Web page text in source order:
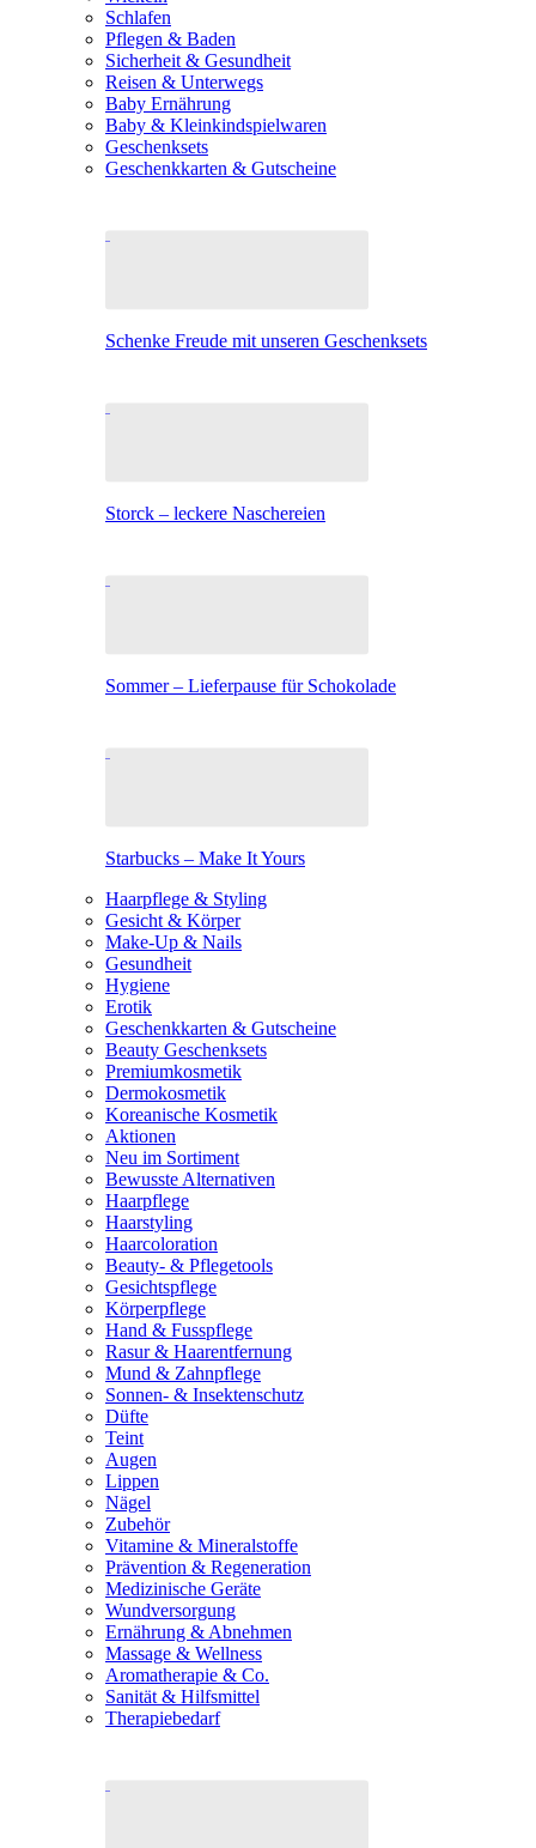
Schlafen
Pflegen & Baden
Sicherheit & Gesundheit
Reisen & Unterwegs
Baby Ernährung
Baby & Kleinkindspielwaren
Geschenksets
Geschenkkarten & Gutscheine
Schenke Freude mit unseren Geschenksets
Storck – leckere Naschereien
Sommer – Lieferpause für Schokolade
Starbucks – Make It Yours
Haarpflege & Styling
Gesicht & Körper
Make-Up & Nails
Gesundheit
Hygiene
Erotik
Geschenkkarten & Gutscheine
Beauty Geschenksets
Premiumkosmetik
Dermokosmetik
Koreanische Kosmetik
Aktionen
Neu im Sortiment
Bewusste Alternativen
Haarpflege
Haarstyling
Haarcoloration
Beauty- & Pflegetools
Gesichtspflege
Körperpflege
Hand & Fusspflege
Rasur & Haarentfernung
Mund & Zahnpflege
Sonnen- & Insektenschutz
Düfte
Teint
Augen
Lippen
Nägel
Zubehör
Vitamine & Mineralstoffe
Prävention & Regeneration
Medizinische Geräte
Wundversorgung
Ernährung & Abnehmen
Massage & Wellness
Aromatherapie & Co.
Sanität & Hilfsmittel
Therapiebedarf